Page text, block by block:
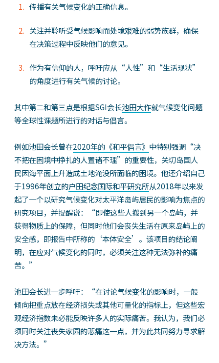
传播有关气候变化的正确信息。
关注并聆听受气候影响而处境艰难的弱势族群，确保
在决策过程中反映他们的意见。
作为有信仰的人，呼吁应从“人性”和“生活现状”
的角度进行有关气候的讨论。
其中第二和第三点是根据SGI会长池田大作就气候变化问题
等全球性课题所进行的对话与倡言。
例如池田会长曾在2020年的《和平倡言》 中特别强调“决
不把在困境中挣扎的人置诸不理”的重要性，关切岛国人
民因海平面上升造成土地淹没所面临的困境。他还介绍自己
于1996年创立的户田纪念国际和平研究所从2018年以来发
起了一个以研究气候变化对太平洋岛屿居民的影响为焦点的
研究项目，并提醒说：“即使这些人搬到另一个岛屿，并
获得物质上的保障，但同时他们会丧失生活在原来岛屿上的
安全感，即报告中所称的‘本体安全’。该项目的结论阐
明，在应对气候变化的同时，必须关注这种无法弥补的痛
苦。”
池田会长进一步呼吁：“在讨论气候变化的影响时，一般
倾向把重点放在经济损失或其他可量化的指标上，但这些宏
观经济指数未必能反映许多人的实际痛苦。我认为，我们必
须同时关注丧失家园的悲痛这一点，并为此共同努力寻求解
决方法。”